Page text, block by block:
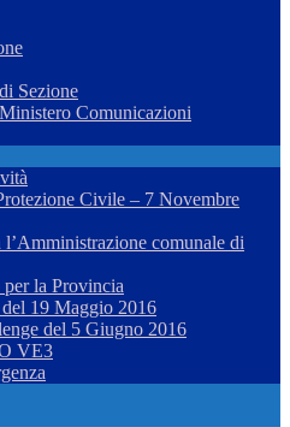
Sezione
Comunicazioni
Civile – 7 Novembre
comunale di
la Provincia
19 Maggio 2016
del 5 Giugno 2016
VE3